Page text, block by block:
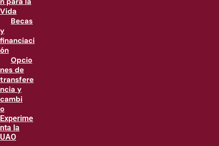
Vida
Becas
y
financiaci
ón
Opcio
nes de
transfere
ncia y
cambi
o
Experime
nta la
UAO